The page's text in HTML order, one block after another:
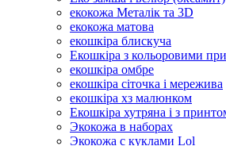
екокожа Металік та 3D
екокожа матова
екошкіра блискуча
Екошкіра з кольоровими
екошкіра омбре
екошкіра сіточка і мережива
екошкіра хз малюнком
Екошкіра хутряна і з
Экокожа в наборах
Экокожа с куклами Lol